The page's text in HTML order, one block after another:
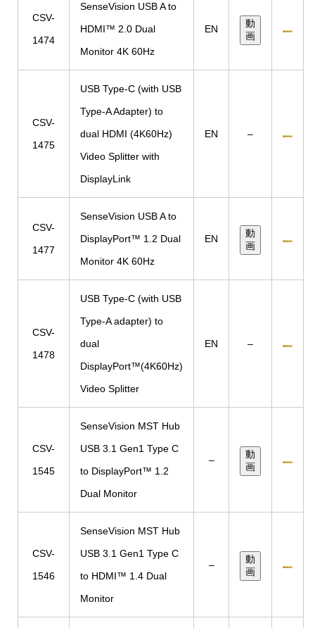
CSV-
1474
SenseVision USB A to
HDMI™ 2.0 Dual
Monitor 4K 60Hz
EN
動
画
CSV-
1475
USB Type-C (with USB
Type-A Adapter) to
dual HDMI (4K60Hz)
Video Splitter with
DisplayLink
EN –
CSV-
1477
SenseVision USB A to
DisplayPort™ 1.2 Dual
Monitor 4K 60Hz
EN
動
画
CSV-
1478
USB Type-C (with USB
Type-A adapter) to
dual
DisplayPort™(4K60Hz)
Video Splitter
EN –
CSV-
1545
SenseVision MST Hub
USB 3.1 Gen1 Type C
to DisplayPort™ 1.2
Dual Monitor
–
動
画
CSV-
1546
SenseVision MST Hub
USB 3.1 Gen1 Type C
to HDMI™ 1.4 Dual
Monitor
–
動
画